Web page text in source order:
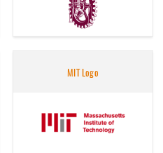
MIT Logo